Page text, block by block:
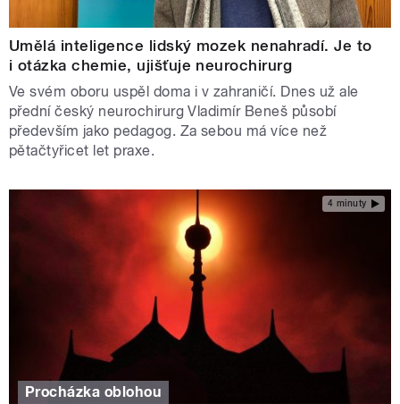
Umělá inteligence lidský mozek nenahradí. Je to
i otázka chemie, ujišťuje neurochirurg
Ve svém oboru uspěl doma i v zahraničí. Dnes už ale
přední český neurochirurg Vladimír Beneš působí
především jako pedagog. Za sebou má více než
pětačtyřicet let praxe.
4 minuty
Procházka oblohou